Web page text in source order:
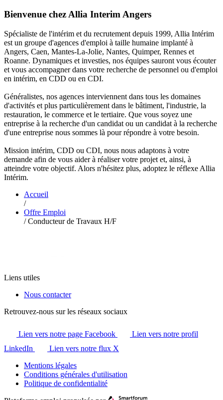
Bienvenue chez Allia Interim Angers
Spécialiste de l'intérim et du recrutement depuis 1999, Allia Intérim
est un groupe d'agences d'emploi à taille humaine implanté à
Angers, Caen, Mantes-La-Jolie, Nantes, Quimper, Rennes et
Roanne. Dynamiques et investies, nos équipes sauront vous écouter
et vous accompagner dans votre recherche de personnel ou d'emploi
en intérim, en CDD ou en CDI.
Généralistes, nos agences interviennent dans tous les domaines
d'activités et plus particulièrement dans le bâtiment, l'industrie, la
restauration, le commerce et le tertiaire. Que vous soyez une
entreprise à la recherche d'un candidat ou un candidat à la recherche
d'une entreprise nous sommes là pour répondre à votre besoin.
Mission intérim, CDD ou CDI, nous nous adaptons à votre
demande afin de vous aider à réaliser votre projet et, ainsi, à
atteindre votre objectif. Alors n'hésitez plus, adoptez le réflexe Allia
Intérim.
Accueil
/
Offre Emploi
/ Conducteur de Travaux H/F
Liens utiles
Nous contacter
Retrouvez-nous sur les réseaux sociaux
Lien vers notre page Facebook
Lien vers notre profil
LinkedIn
Lien vers notre flux X
Mentions légales
Conditions générales d'utilisation
Politique de confidentialité